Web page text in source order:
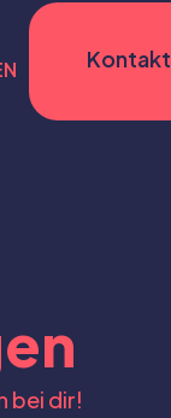
Kontakt
bei dir!